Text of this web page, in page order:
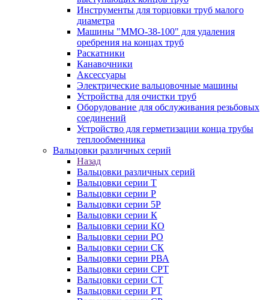
Инструменты для торцовки труб малого
диаметра
Машины "ММО-38-100" для удаления
оребрения на концах труб
Раскатники
Канавочники
Аксессуары
Электрические вальцовочные машины
Устройства для очистки труб
Оборудование для обслуживания резьбовых
соединений
Устройство для герметизации конца трубы
теплообменника
Вальцовки различных серий
Назад
Вальцовки различных серий
Вальцовки серии Т
Вальцовки серии Р
Вальцовки серии 5Р
Вальцовки серии К
Вальцовки серии КО
Вальцовки серии РО
Вальцовки серии СК
Вальцовки серии РВА
Вальцовки серии СРТ
Вальцовки серии СТ
Вальцовки серии РТ